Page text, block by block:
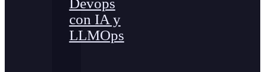
Devops
con IA y
LLMOps